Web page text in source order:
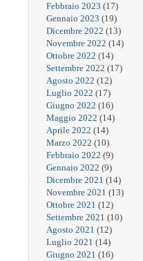
Febbraio 2023 (17)
Gennaio 2023 (19)
Dicembre 2022 (13)
Novembre 2022 (14)
Ottobre 2022 (14)
Settembre 2022 (17)
Agosto 2022 (12)
Luglio 2022 (17)
Giugno 2022 (16)
Maggio 2022 (14)
Aprile 2022 (14)
Marzo 2022 (10)
Febbraio 2022 (9)
Gennaio 2022 (9)
Dicembre 2021 (14)
Novembre 2021 (13)
Ottobre 2021 (12)
Settembre 2021 (10)
Agosto 2021 (12)
Luglio 2021 (14)
Giugno 2021 (16)